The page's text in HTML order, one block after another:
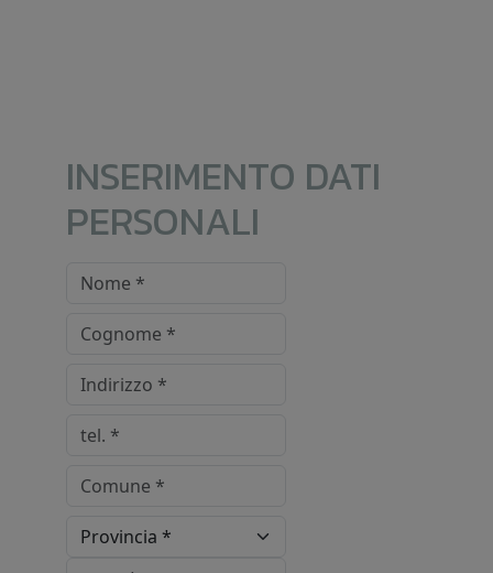
INSERIMENTO DATI
PERSONALI